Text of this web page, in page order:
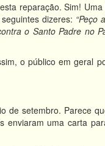
reparação. Sim!
dizeres: “Peço
o Santo Padre no
o público em geral
setembro. Parece
uma carta